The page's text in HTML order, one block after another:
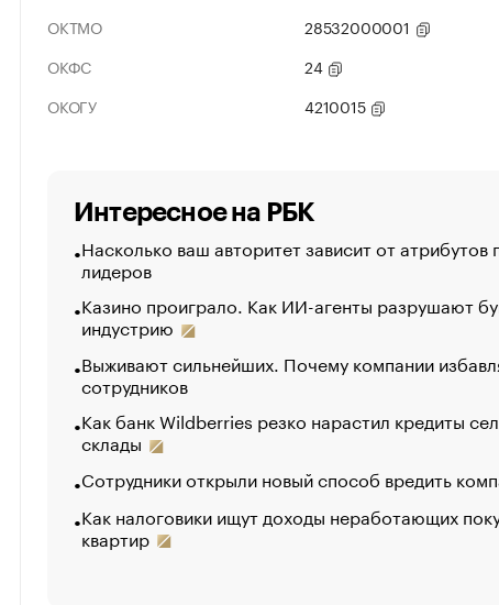
ОКТМО
28532000001
ОКФС
24
ОКОГУ
4210015
Интересное на РБК
Насколько ваш авторитет зависит от атрибутов
лидеров
Казино проиграло. Как ИИ-агенты разрушают
индустрию
Выживают сильнейших. Почему компании
сотрудников
Как банк Wildberries резко нарастил кредиты
склады
Сотрудники открыли новый способ вредить
Как налоговики ищут доходы неработающих
квартир